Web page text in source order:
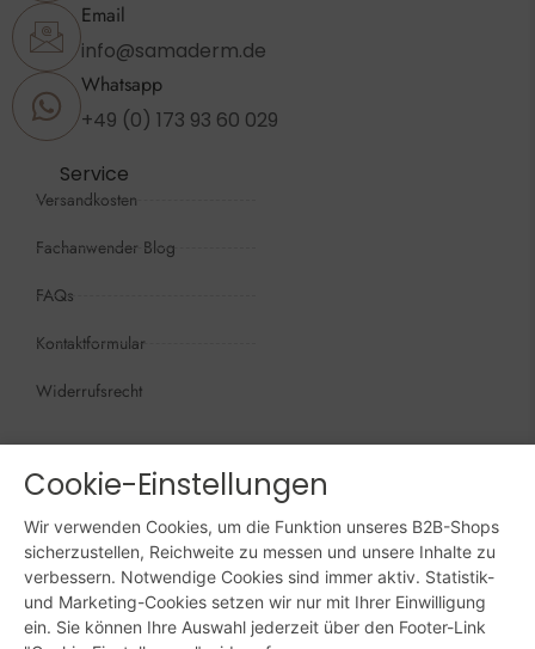
Email
info@samaderm.de
Whatsapp
+49 (0) 173 93 60 029
Service
Versandkosten
Fachanwender Blog
FAQs
Kontaktformular
Widerrufsrecht
Öffnungszeiten
Wir sind persönlich, für Sie da:
Mo - Do: 09:00 - 16:00 Uhr
Fr: 09:00 - 15:00 Uhr
Sa + So: geschlossen
Cookie-Einstellungen
Wir verwenden Cookies, um die Funktion unseres B2B-Shops
sicherzustellen, Reichweite zu messen und unsere Inhalte zu
verbessern. Notwendige Cookies sind immer aktiv. Statistik-
und Marketing-Cookies setzen wir nur mit Ihrer Einwilligung
ein. Sie können Ihre Auswahl jederzeit über den Footer-Link